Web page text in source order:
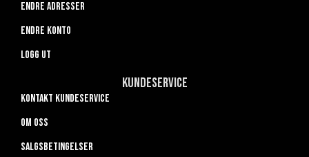
Endre adresser
Endre konto
Logg ut
Kundeservice
Kontakt kundeservice
Om oss
Salgsbetingelser